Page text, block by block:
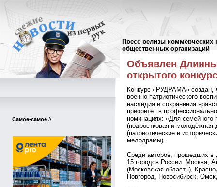
Пресс релизы коммерческих
общественных организаций
Самое-самое //
Пресс-релизы//
Объявлен
открытого
Конкурс «РУДРАМА» создан,
военно-патриотического
наследия и сохранения
приоритет в
номинациях: «Для семейного
(подростковая и молодёжная
(патриотические и
мелодрамы).
Среди авторов, прошедших в
15 городов России: Москва,
(Московская область),
Новгород, Новосибирск,